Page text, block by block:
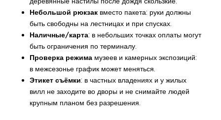
Небольшой рюкзаквместо пакета: руки должны
быть свободны на лестницах и при спусках.
Наличные/карта: в небольших точках оплаты могут
быть ограничения по терминалу.
Проверка режимамузеев и камерных экспозиций:
в межсезонье график может меняться.
Этикет съёмки: в частных владениях и у жилых
вилл не заходите во дворы и не снимайте людей
крупным планом без разрешения.